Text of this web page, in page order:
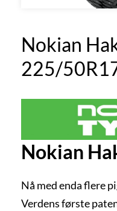
Nokian
225/
Nokian
Nå med enda flere
Verdens første